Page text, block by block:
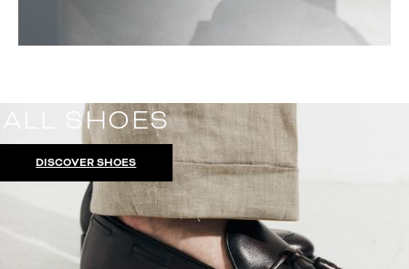
ALL SHOES
DISCOVER SHOES